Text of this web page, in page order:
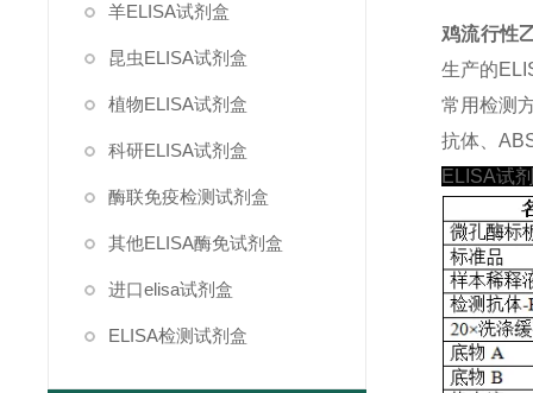
羊ELISA试剂盒
昆虫ELISA试剂盒
植物ELISA试剂盒
科研ELISA试剂盒
酶联免疫检测试剂盒
其他ELISA酶免试剂盒
进口elisa试剂盒
ELISA检测试剂盒
鸡流行性
生产的
常用检测
抗体、
ELISA试